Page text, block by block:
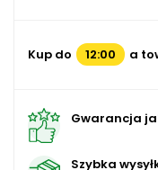
Kup do 12:00 a
Gwarancja
Szybka